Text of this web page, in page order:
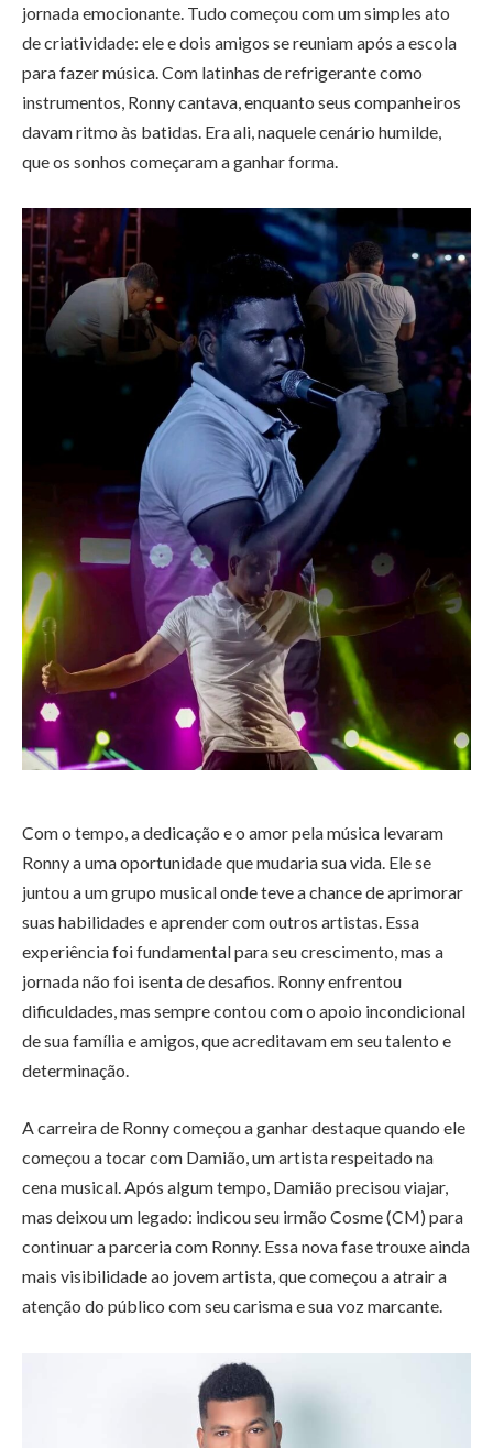
jornada emocionante. Tudo começou com um simples ato
de criatividade: ele e dois amigos se reuniam após a escola
para fazer música. Com latinhas de refrigerante como
instrumentos, Ronny cantava, enquanto seus companheiros
davam ritmo às batidas. Era ali, naquele cenário humilde,
que os sonhos começaram a ganhar forma.
Com o tempo, a dedicação e o amor pela música levaram
Ronny a uma oportunidade que mudaria sua vida. Ele se
juntou a um grupo musical onde teve a chance de aprimorar
suas habilidades e aprender com outros artistas. Essa
experiência foi fundamental para seu crescimento, mas a
jornada não foi isenta de desafios. Ronny enfrentou
dificuldades, mas sempre contou com o apoio incondicional
de sua família e amigos, que acreditavam em seu talento e
determinação.
A carreira de Ronny começou a ganhar destaque quando ele
começou a tocar com Damião, um artista respeitado na
cena musical. Após algum tempo, Damião precisou viajar,
mas deixou um legado: indicou seu irmão Cosme (CM) para
continuar a parceria com Ronny. Essa nova fase trouxe ainda
mais visibilidade ao jovem artista, que começou a atrair a
atenção do público com seu carisma e sua voz marcante.